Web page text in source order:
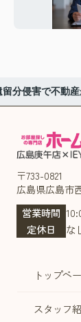
留分侵害で不動
〒733-0821
広島県広島市
営業時間
定休日
な
トップペ
スタッフ